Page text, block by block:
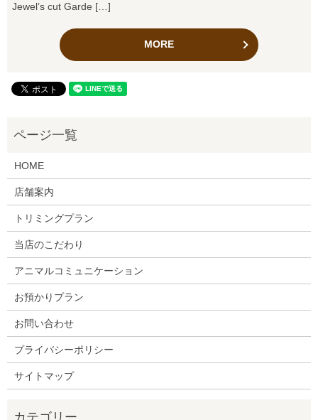
Jewel’s cut Garde […]
MORE
HOME
店舗案内
トリミングプラン
当店のこだわり
アニマルコミュニケーション
お預かりプラン
お問い合わせ
プライバシーポリシー
サイトマップ